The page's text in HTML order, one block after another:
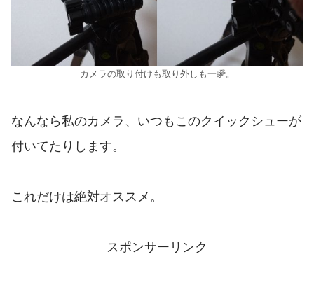
カメラの取り付けも取り外しも一瞬。
なんなら私のカメラ、いつもこのクイックシューが
付いてたりします。
これだけは絶対オススメ。
スポンサーリンク